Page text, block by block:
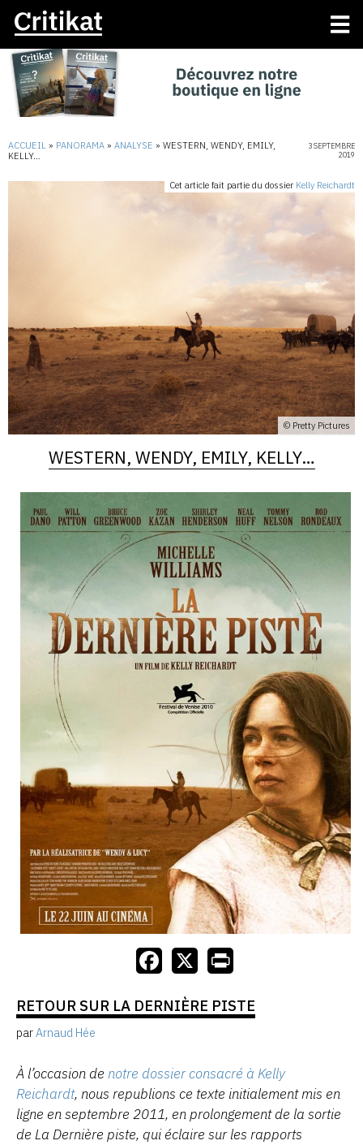
ACCUEIL » PANORAMA » ANALYSE » WESTERN, WENDY, EMILY,
KELLY…
3 SEPTEMBRE
2019
© Pretty Pictures
Cet article fait partie du dossier Kelly Reichardt
WESTERN, WENDY, EMILY, KELLY…
RETOUR SUR LA DERNIÈRE PISTE
parArnaud Hée
À l’occasion de notre dossier consacré à Kelly
Reichardt, nous republions ce texte initialement mis en
ligne en septembre 2011, en prolongement de la sortie
de La Dernière piste, qui éclaire sur les rapports